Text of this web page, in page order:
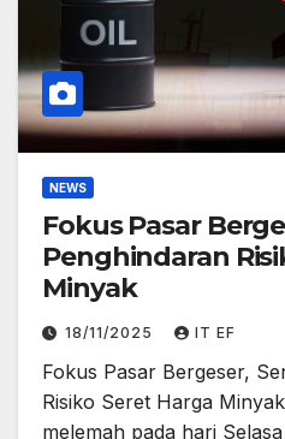
NEWS
Fokus Pasar
Penghindaran
Minyak
18/11/2025 IT EF
Fokus Pasar Bergeser,
Risiko Seret Harga
melemah pada hari